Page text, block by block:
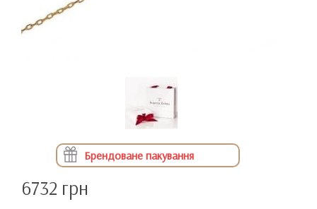
Брендоване пакування
6732 грн